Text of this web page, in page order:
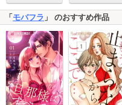
「 モバフラ 」 のおすすめ作品